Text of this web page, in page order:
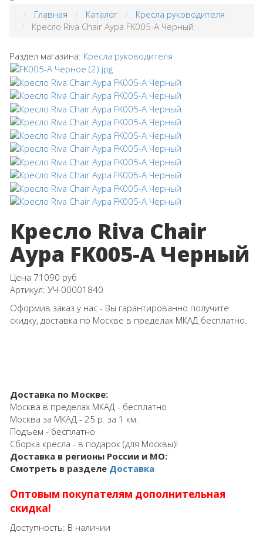
Главная Каталог
Кресла руководителя
Кресло Riva Chair Аура FK005-A Черный
Раздел магазина: Кресла руководителя
Кресло Riva Chair
Аура FK005-A Черный
Цена 71090 руб
Артикул: УЧ-00001840
Оформив заказ у нас - Вы гарантированно получите
скидку, доставка по Москве в пределах МКАД бесплатно.
Доставка по Москве:
Москва в пределах МКАД - бесплатно
Москва за МКАД - 25 р. за 1 км.
Подъем - бесплатно
Сборка кресла - в подарок (для Москвы)!
Доставка в регионы России и МО:
Смотреть в разделе Доставка
Оптовым покупателям дополнительная
скидка!
Доступность: В наличии